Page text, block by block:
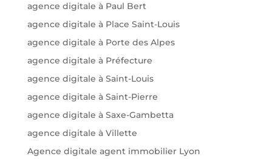
agence digitale à Paul Bert
agence digitale à Place Saint-Louis
agence digitale à Porte des Alpes
agence digitale à Préfecture
agence digitale à Saint-Louis
agence digitale à Saint-Pierre
agence digitale à Saxe-Gambetta
agence digitale à Villette
Agence digitale agent immobilier Lyon